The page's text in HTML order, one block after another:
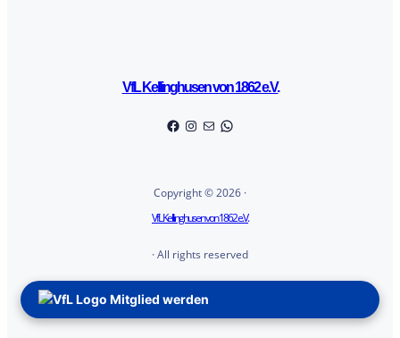
VfL Kellinghusen von 1862 e.V.
Facebook Instagram E-Mail WhatsApp
Copyright © 2026 ·
VfL Kellinghusen von 1862 e.V.
· All rights reserved
Mitglied werden